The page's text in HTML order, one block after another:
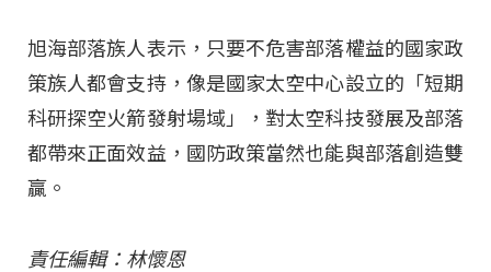
旭海部落族人表示，只要不危害部落權益的國家政
策族人都會支持，像是國家太空中心設立的「短期
科研探空火箭發射場域」，對太空科技發展及部落
都帶來正面效益，國防政策當然也能與部落創造雙
贏。
責任編輯：林懷恩